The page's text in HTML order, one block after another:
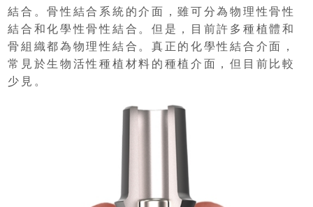
結合。骨性結合系統的介面，雖可分為物理性骨性
結合和化學性骨性結合。但是，目前許多種植體和
骨組織都為物理性結合。真正的化學性結合介面，
常見於生物活性種植材料的種植介面，但目前比較
少見。